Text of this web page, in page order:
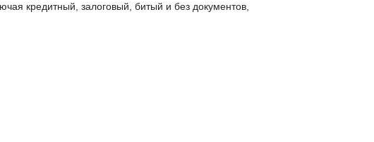
кредитный, залоговый, битый и без документов,